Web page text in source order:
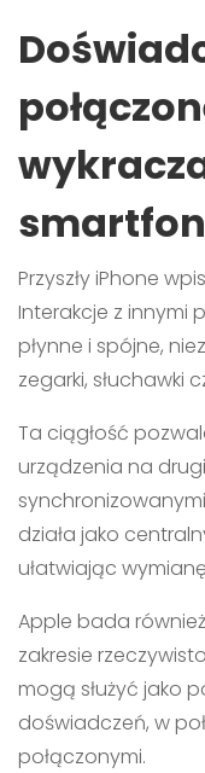
smartfon
Przyszły iPhone
Interakcje z innymi
płynne i spójne,
zegarki, słuchawki
Ta ciągłość
urządzenia na
działa jako
ułatwiając
Apple bada
zakresie
mogą służyć jako
doświadczeń, w
połączonymi.